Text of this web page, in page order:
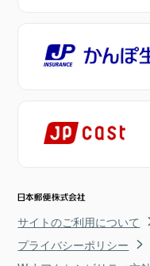
サイトのご利用について
プライバシーポリシー